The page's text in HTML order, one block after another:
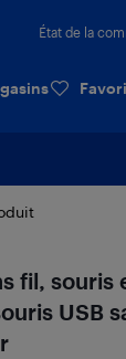
État de la
fil,
USB